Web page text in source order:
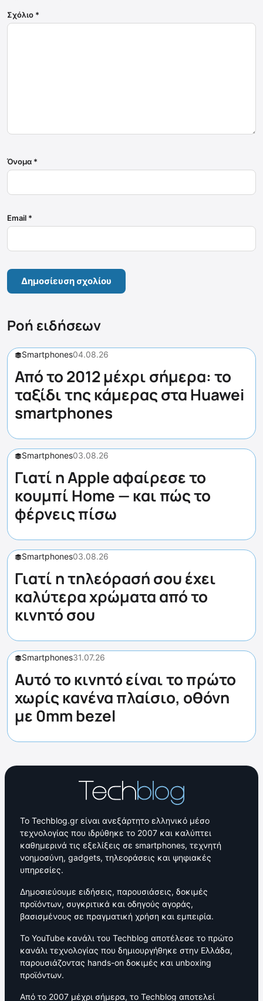
Σχόλιο *
Όνομα *
Email *
Ροή ειδήσεων
Smartphones04.08.26
Από το 2012 μέχρι σήμερα: το
ταξίδι της κάμερας στα Huawei
smartphones
Smartphones03.08.26
Γιατί η Apple αφαίρεσε το
κουμπί Home — και πώς το
φέρνεις πίσω
Smartphones03.08.26
Γιατί η τηλεόρασή σου έχει
καλύτερα χρώματα από το
κινητό σου
Smartphones31.07.26
Αυτό το κινητό είναι το πρώτο
χωρίς κανένα πλαίσιο, οθόνη
με 0mm bezel
Το Techblog.gr είναι ανεξάρτητο ελληνικό μέσο
τεχνολογίας που ιδρύθηκε το 2007 και καλύπτει
καθημερινά τις εξελίξεις σε smartphones, τεχνητή
νοημοσύνη, gadgets, τηλεοράσεις και ψηφιακές
υπηρεσίες.
Δημοσιεύουμε ειδήσεις, παρουσιάσεις, δοκιμές
προϊόντων, συγκριτικά και οδηγούς αγοράς,
βασισμένους σε πραγματική χρήση και εμπειρία.
Το YouTube κανάλι του Techblog αποτέλεσε το πρώτο
κανάλι τεχνολογίας που δημιουργήθηκε στην Ελλάδα,
παρουσιάζοντας hands-on δοκιμές και unboxing
προϊόντων.
Από το 2007 μέχρι σήμερα, το Techblog αποτελεί